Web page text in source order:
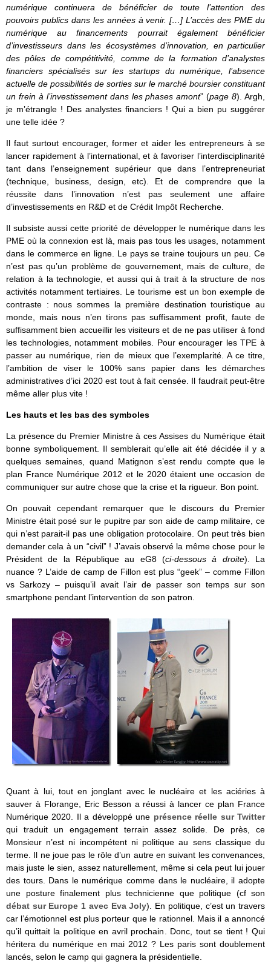
numérique continuera de bénéficier de toute l’attention des
pouvoirs publics dans les années à venir. […] L’accès des PME du
numérique au financements pourrait également bénéficier
d’investisseurs dans les écosystèmes d’innovation, en particulier
des pôles de compétitivité, comme de la formation d’analystes
financiers spécialisés sur les startups du numérique, l’absence
actuelle de possibilités de sorties sur le marché boursier constituant
un frein à l’investissement dans les phases amont” (page 8). Argh,
je m’étrangle ! Des analystes financiers ! Qui a bien pu suggérer
une telle idée ?
Il faut surtout encourager, former et aider les entrepreneurs à se
lancer rapidement à l’international, et à favoriser l’interdisciplinarité
tant dans l’enseignement supérieur que dans l’entrepreneuriat
(technique, business, design, etc). Et de comprendre que la
réussite dans l’innovation n’est pas seulement une affaire
d’investissements en R&D et de Crédit Impôt Recherche.
Il subsiste aussi cette priorité de développer le numérique dans les
PME où la connexion est là, mais pas tous les usages, notamment
dans le commerce en ligne. Le pays se traine toujours un peu. Ce
n’est pas qu’un problème de gouvernement, mais de culture, de
relation à la technologie, et aussi qui à trait à la structure de nos
activités notamment tertiaires. Le tourisme est un bon exemple de
contraste : nous sommes la première destination touristique au
monde, mais nous n’en tirons pas suffisamment profit, faute de
suffisamment bien accueillir les visiteurs et de ne pas utiliser à fond
les technologies, notamment mobiles. Pour encourager les TPE à
passer au numérique, rien de mieux que l’exemplarité. A ce titre,
l’ambition de viser le 100% sans papier dans les démarches
administratives d’ici 2020 est tout à fait censée. Il faudrait peut-être
même aller plus vite !
Les hauts et les bas des symboles
La présence du Premier Ministre à ces Assises du Numérique était
bonne symboliquement. Il semblerait qu’elle ait été décidée il y a
quelques semaines, quand Matignon s’est rendu compte que le
plan France Numérique 2012 et le 2020 étaient une occasion de
communiquer sur autre chose que la crise et la rigueur. Bon point.
On pouvait cependant remarquer que le discours du Premier
Ministre était posé sur le pupitre par son aide de camp militaire, ce
qui n’est parait-il pas une obligation protocolaire. On peut très bien
demander cela à un “civil” ! J’avais observé la même chose pour le
Président de la République au eG8 (ci-dessous à droite). La
nuance ? L’aide de camp de Fillon est plus “geek” – comme Fillon
vs Sarkozy – puisqu’il avait l’air de passer son temps sur son
smartphone pendant l’intervention de son patron.
Quant à lui, tout en jonglant avec le nucléaire et les aciéries à
sauver à Florange, Eric Besson a réussi à lancer ce plan France
Numérique 2020. Il a développé une présence réelle sur Twitter
qui traduit un engagement terrain assez solide. De près, ce
Monsieur n’est ni incompétent ni politique au sens classique du
terme. Il ne joue pas le rôle d’un autre en suivant les convenances,
mais juste le sien, assez naturellement, même si cela peut lui jouer
des tours. Dans le numérique comme dans le nucléaire, il adopte
une posture finalement plus technicienne que politique (cf son
débat sur Europe 1 avec Eva Joly). En politique, c’est un travers
car l’émotionnel est plus porteur que le rationnel. Mais il a annoncé
qu’il quittait la politique en avril prochain. Donc, tout se tient ! Qui
héritera du numérique en mai 2012 ? Les paris sont doublement
lancés, selon le camp qui gagnera la présidentielle.